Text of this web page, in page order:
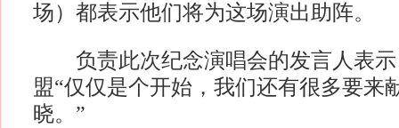
场）都表示他们将为这场演出助阵。
负责此次纪念演唱会的发言人表示
盟“仅仅是个开始，我们还有很多要来
晓。”